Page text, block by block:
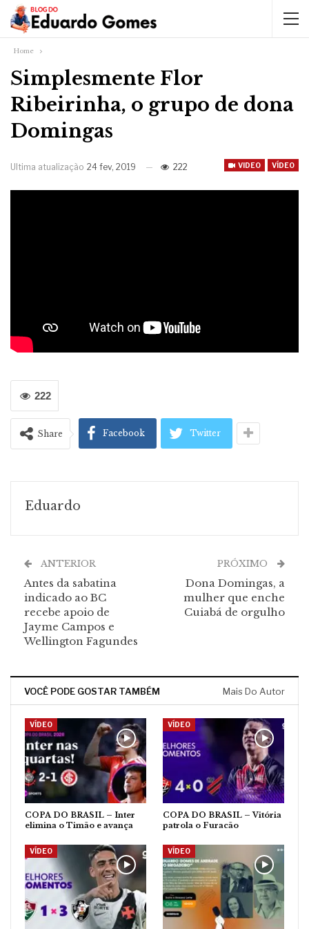
Home
Simplesmente Flor
Ribeirinha, o grupo de dona
Domingas
VIDEO VÍDEO
Ultima atualização 24 fev, 2019 222
222
Share Facebook Twitter
Eduardo
ANTERIOR
Antes da sabatina
indicado ao BC
recebe apoio de
Jayme Campos e
Wellington Fagundes
PRÓXIMO
Dona Domingas, a
mulher que enche
Cuiabá de orgulho
VOCÊ PODE GOSTAR TAMBÉM Mais Do Autor
VÍDEO
COPA DO BRASIL – Inter
elimina o Timão e avança
VÍDEO
COPA DO BRASIL – Vitória
patrola o Furacão
VÍDEO VÍDEO